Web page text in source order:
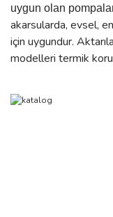
uygun olan
akarsularda, evsel,
için uygundur.
modelleri termik